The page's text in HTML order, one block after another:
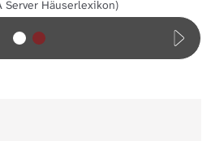
Server Häuserlexikon)